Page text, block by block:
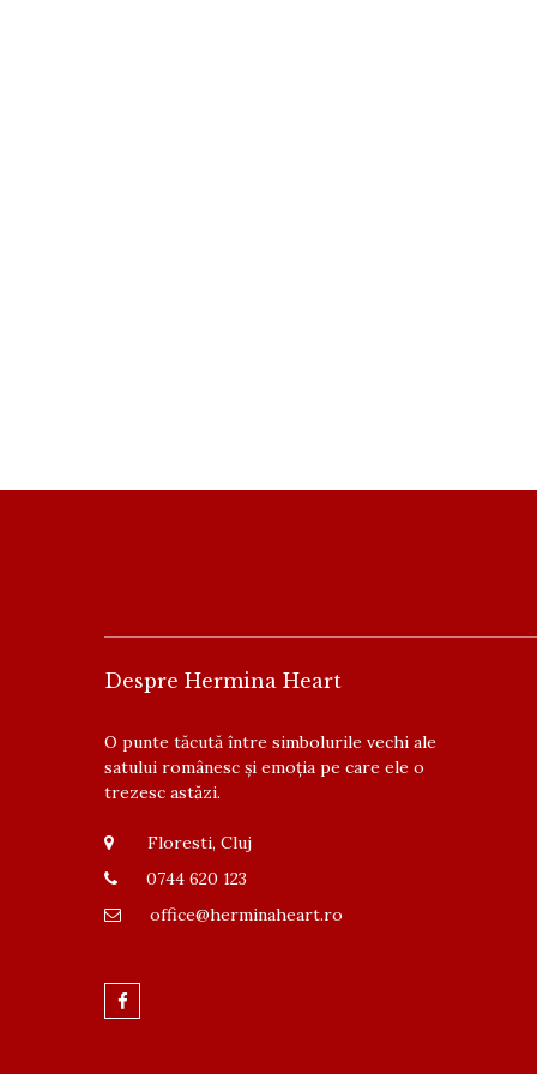
Despre Hermina Heart
O punte tăcută între simbolurile vechi ale
satului românesc și emoția pe care ele o
trezesc astăzi.
Floresti, Cluj
0744 620 123
office@herminaheart.ro